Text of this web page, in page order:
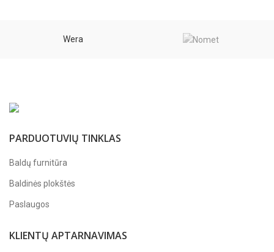
Wera
PARDUOTUVIŲ TINKLAS
Baldų furnitūra
Baldinės plokštės
Paslaugos
KLIENTŲ APTARNAVIMAS